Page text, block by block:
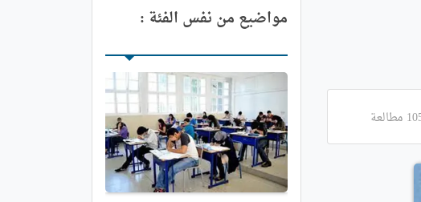
مواضيع من نفس الفئة :